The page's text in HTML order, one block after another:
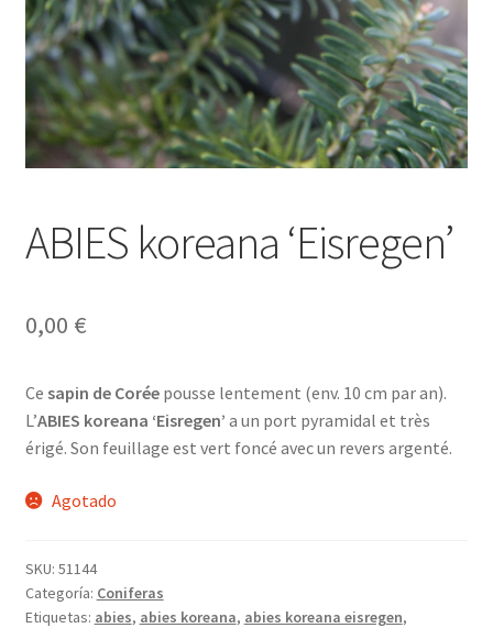
ABIES koreana ‘Eisregen’
0,00 €
Ce sapin de Coréepousse lentement (env. 10 cm par an).
L’ABIES koreana ‘Eisregen’ a un port pyramidal et très
érigé. Son feuillage est vert foncé avec un revers argenté.
Agotado
SKU: 51144
Categoría: Coniferas
Etiquetas: abies, abies koreana, abies koreana eisregen,